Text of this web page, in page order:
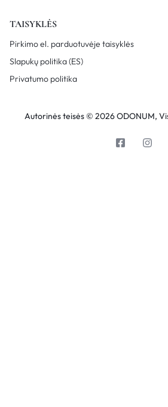
TAISYKLĖS
Pirkimo el. parduotuvėje taisyklės
Slapukų politika (ES)
Privatumo politika
Autorinės teisės © 2026 ODONUM,